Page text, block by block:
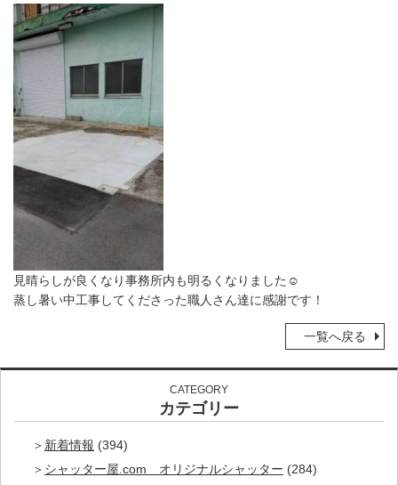
見晴らしが良くなり事務所内も明るくなりました☺
蒸し暑い中工事してくださった職人さん達に感謝です！
一覧へ戻る
CATEGORY
カテゴリー
新着情報 (394)
シャッター屋.com オリジナルシャッター (284)